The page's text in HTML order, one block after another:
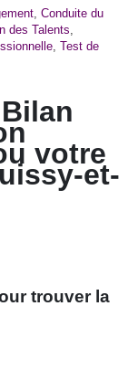
, Conduite du
des Talents
Test de
votre
et-
trouver la